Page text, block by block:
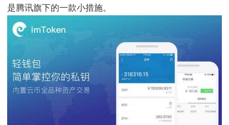
是腾讯旗下的一款小措施。